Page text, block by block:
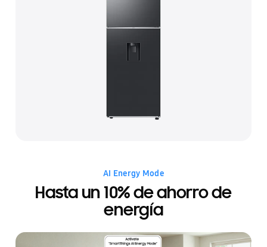
AI Energy Mode
Hasta un 10% de ahorro de
energía